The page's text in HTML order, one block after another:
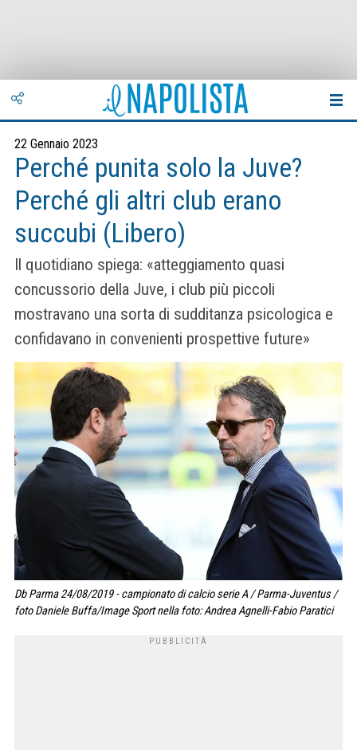
22 Gennaio 2023
Perché punita solo la Juve?
Perché gli altri club erano
succubi (Libero)
Il quotidiano spiega: «atteggiamento quasi
concussorio della Juve, i club più piccoli
mostravano una sorta di sudditanza psicologica e
confidavano in convenienti prospettive future»
Db Parma 24/08/2019 - campionato di calcio serie A / Parma-Juventus /
foto Daniele Buffa/Image Sport nella foto: Andrea Agnelli-Fabio Paratici